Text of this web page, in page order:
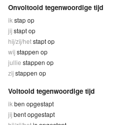
Onvoltooid tegenwoordige tijd
ik stap op
jijstapt op
hij/zij/hetstapt op
wijstappen op
jullie stappen op
zijstappen op
Voltooid tegenwoordige tijd
ik ben opgestapt
jijbent opgestapt